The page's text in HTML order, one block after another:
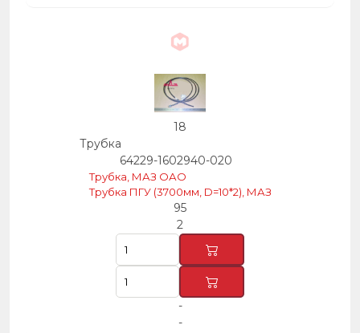
18
Трубка
64229-1602940-020
Трубка, МАЗ ОАО
Трубка ПГУ (3700мм, D=10*2), МАЗ
95
2
-
-